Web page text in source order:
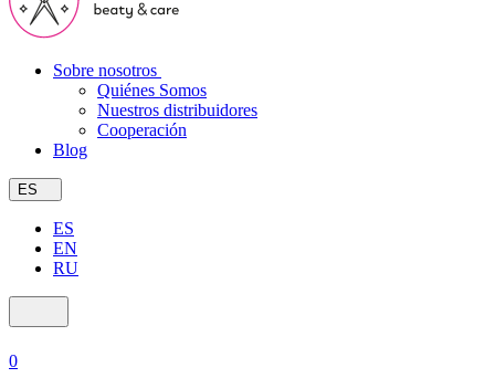
Sobre nosotros
Quiénes Somos
Nuestros distribuidores
Cooperación
Blog
ES
ES
EN
RU
0